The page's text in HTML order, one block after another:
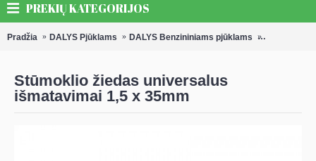
PREKIŲ KATEGORIJOS
Pradžia DALYS Pjūklams DALYS Benzininiams pjūklams Stūmoklių
Stūmoklio žiedas universalus
išmatavimai 1,5 x 35mm